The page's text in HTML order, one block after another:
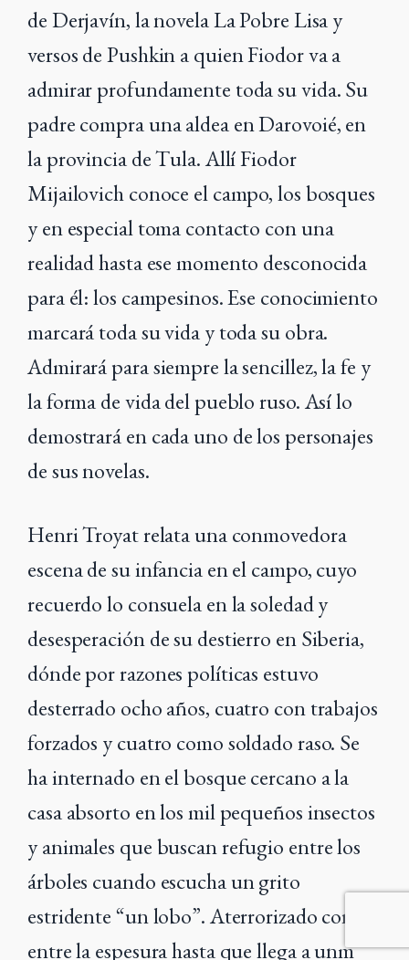
de Derjavín, la novela La Pobre Lisa y
versos de Pushkin a quien Fiodor va a
admirar profundamente toda su vida. Su
padre compra una aldea en Darovoié, en
la provincia de Tula. Allí Fiodor
Mijailovich conoce el campo, los bosques
y en especial toma contacto con una
realidad hasta ese momento desconocida
para él: los campesinos. Ese conocimiento
marcará toda su vida y toda su obra.
Admirará para siempre la sencillez, la fe y
la forma de vida del pueblo ruso. Así lo
demostrará en cada uno de los personajes
de sus novelas.
Henri Troyat relata una conmovedora
escena de su infancia en el campo, cuyo
recuerdo lo consuela en la soledad y
desesperación de su destierro en Siberia,
dónde por razones políticas estuvo
desterrado ocho años, cuatro con trabajos
forzados y cuatro como soldado raso. Se
ha internado en el bosque cercano a la
casa absorto en los mil pequeños insectos
y animales que buscan refugio entre los
árboles cuando escucha un grito
estridente “un lobo”. Aterrorizado corre
entre la espesura hasta que llega a unm